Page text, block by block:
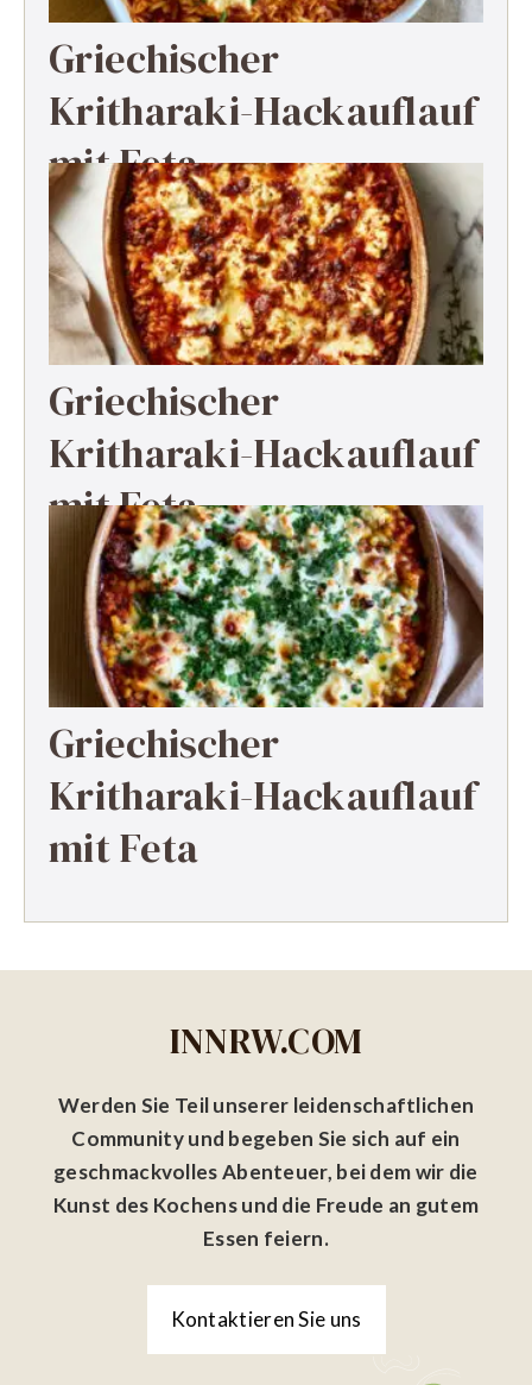
Griechischer
Kritharaki-Hackauflauf
mit Feta
Griechischer
Kritharaki-Hackauflauf
mit Feta
Griechischer
Kritharaki-Hackauflauf
mit Feta
INNRW.COM
Werden Sie Teil unserer leidenschaftlichen
Community und begeben Sie sich auf ein
geschmackvolles Abenteuer, bei dem wir die
Kunst des Kochens und die Freude an gutem
Essen feiern.
Kontaktieren Sie uns